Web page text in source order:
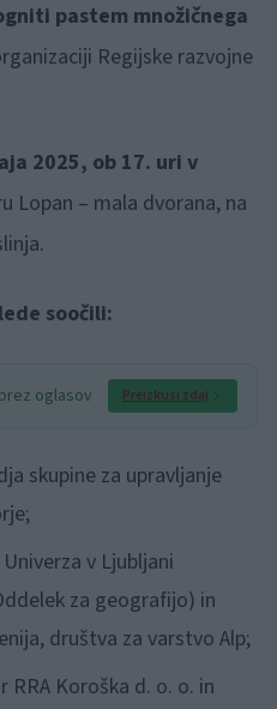
pastem množičnega
Regijske razvojne
2025, ob 17. uri v
Lopan – mala dvorana, na
soočili:
oglasov Preizkusi zdaj
skupine za upravljanje
Univerza v Ljubljani
za geografijo) in
društva za varstvo Alp;
RRA Koroška d. o. o. in